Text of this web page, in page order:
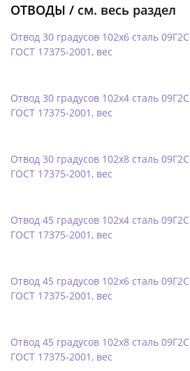
ОТВОДЫ / см. весь раздел
Отвод 30 градусов 102х6 сталь 09Г2С
ГОСТ 17375-2001, вес
Отвод 30 градусов 102х4 сталь 09Г2С
ГОСТ 17375-2001, вес
Отвод 30 градусов 102х8 сталь 09Г2С
ГОСТ 17375-2001, вес
Отвод 45 градусов 102х4 сталь 09Г2С
ГОСТ 17375-2001, вес
Отвод 45 градусов 102х6 сталь 09Г2С
ГОСТ 17375-2001, вес
Отвод 45 градусов 102х8 сталь 09Г2С
ГОСТ 17375-2001, вес